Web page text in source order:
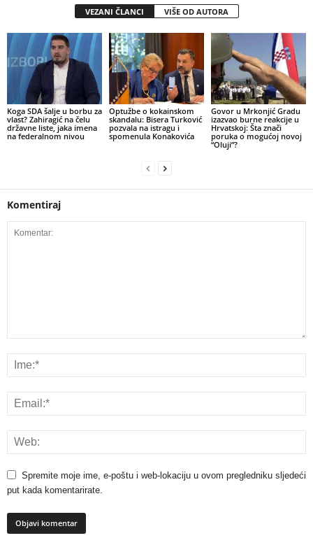
VEZANI ČLANCI VIŠE OD AUTORA
​Koga SDA šalje u borbu za
vlast? Zahiragić na čelu
državne liste, jaka imena
na federalnom nivou
​Optužbe o kokainskom
skandalu: Bisera Turković
pozvala na istragu i
spomenula Konakovića
​Govor u Mrkonjić Gradu
izazvao burne reakcije u
Hrvatskoj: Šta znači
poruka o mogućoj novoj
“Oluji”?
Komentiraj
Spremite moje ime, e-poštu i web-lokaciju u ovom pregledniku sljedeći
put kada komentarirate.